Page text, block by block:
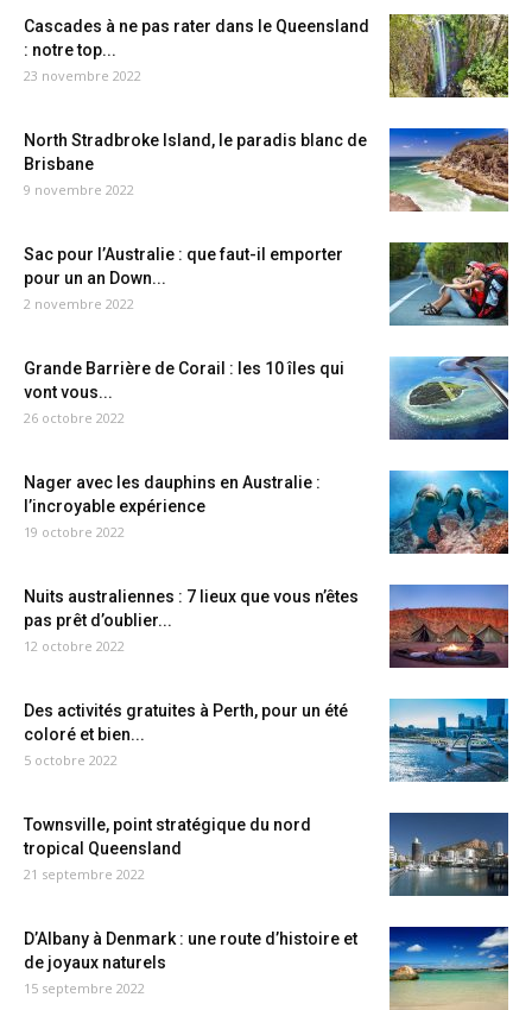
Cascades à ne pas rater dans le Queensland
: notre top...
23 novembre 2022
North Stradbroke Island, le paradis blanc de
Brisbane
9 novembre 2022
Sac pour l’Australie : que faut-il emporter
pour un an Down...
2 novembre 2022
Grande Barrière de Corail : les 10 îles qui
vont vous...
26 octobre 2022
Nager avec les dauphins en Australie :
l’incroyable expérience
19 octobre 2022
Nuits australiennes : 7 lieux que vous n’êtes
pas prêt d’oublier...
12 octobre 2022
Des activités gratuites à Perth, pour un été
coloré et bien...
5 octobre 2022
Townsville, point stratégique du nord
tropical Queensland
21 septembre 2022
D’Albany à Denmark : une route d’histoire et
de joyaux naturels
15 septembre 2022